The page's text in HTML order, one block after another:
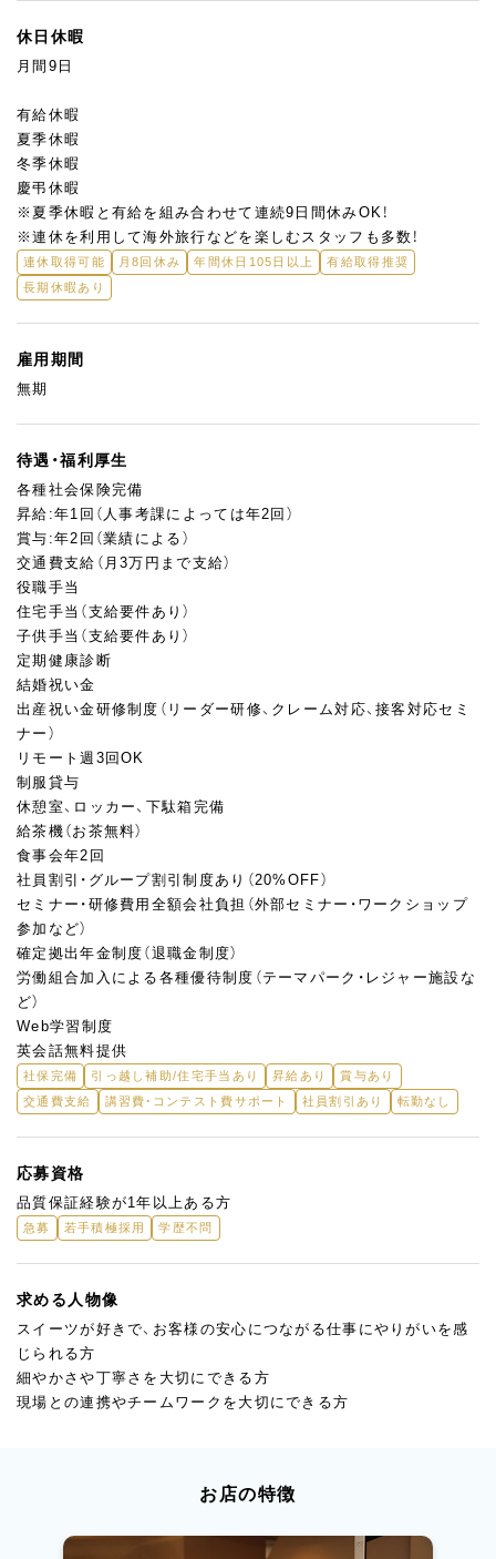
休日休暇
月間9日
有給休暇
夏季休暇
冬季休暇
慶弔休暇
※夏季休暇と有給を組み合わせて連続9日間休みOK！
※連休を利用して海外旅行などを楽しむスタッフも多数！
連休取得可能 月8回休み 年間休日105日以上
有給取得推奨
長期休暇あり
雇用期間
無期
待遇・福利厚生
各種社会保険完備
昇給:年1回（人事考課によっては年2回）
賞与:年2回（業績による）
交通費支給（月3万円まで支給）
役職手当
住宅手当（支給要件あり）
子供手当（支給要件あり）
定期健康診断
結婚祝い金
出産祝い金研修制度（リーダー研修、クレーム対応、接客対応セミ
ナー）
リモート週3回OK
制服貸与
休憩室、ロッカー、下駄箱完備
給茶機（お茶無料）
食事会年2回
社員割引・グループ割引制度あり（20%OFF）
セミナー・研修費用全額会社負担（外部セミナー・ワークショップ
参加など）
確定拠出年金制度（退職金制度）
労働組合加入による各種優待制度（テーマパーク・レジャー施設な
ど）
Web学習制度
英会話無料提供
社保完備 引っ越し補助/住宅手当あり 昇給あり
賞与あり
交通費支給
講習費・コンテスト費サポート 社員割引あり 転勤なし
応募資格
品質保証経験が1年以上ある方
急募 若手積極採用 学歴不問
求める人物像
スイーツが好きで、お客様の安心につながる仕事にやりがいを感
じられる方
細やかさや丁寧さを大切にできる方
現場との連携やチームワークを大切にできる方
お店の特徴